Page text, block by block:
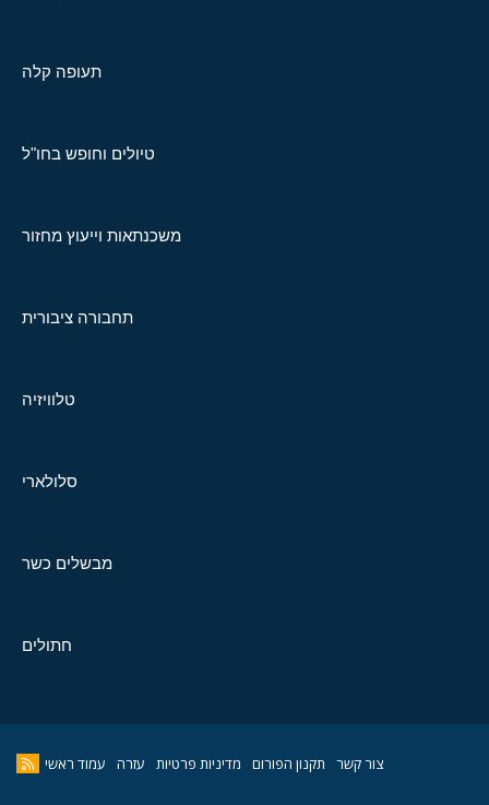
תעופה קלה
טיולים וחופש בחו"ל
משכנתאות וייעוץ מחזור
תחבורה ציבורית
טלוויזיה
סלולארי
מבשלים כשר
חתולים
צור קשר תקנון הפורום מדיניות פרטיות עזרה עמוד ראשי